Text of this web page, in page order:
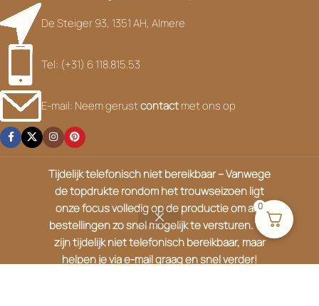
de topdrukte rondom het trouwseizoen ligt
onze focus volledig op de productie om alle
bestellingen zo snel mogelijk te versturen. We
zijn tijdelijk niet telefonisch bereikbaar, maar
helpen je via e-mail graag en snel verder!
De Steiger 93, 1351 AH, Almere
Tel: (+31) 6 118.815.53
E-mail: Neem gerustcontactmet ons op
HANDIGE LINKS
OVER ONS
KLANTENSERVICE
0